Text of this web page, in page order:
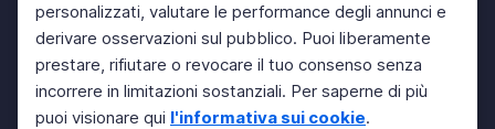
personalizzati, valutare le performance degli annunci e
derivare osservazioni sul pubblico. Puoi liberamente
prestare, rifiutare o revocare il tuo consenso senza
incorrere in limitazioni sostanziali. Per saperne di più
puoi visionare qui l'informativa sui cookie.